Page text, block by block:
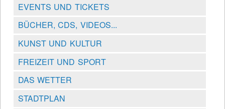
EVENTS UND TICKETS
BÜCHER, CDS, VIDEOS...
KUNST UND KULTUR
FREIZEIT UND SPORT
DAS WETTER
STADTPLAN